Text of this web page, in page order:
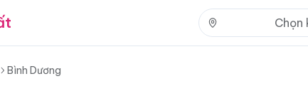
Chọn
Bình Dương